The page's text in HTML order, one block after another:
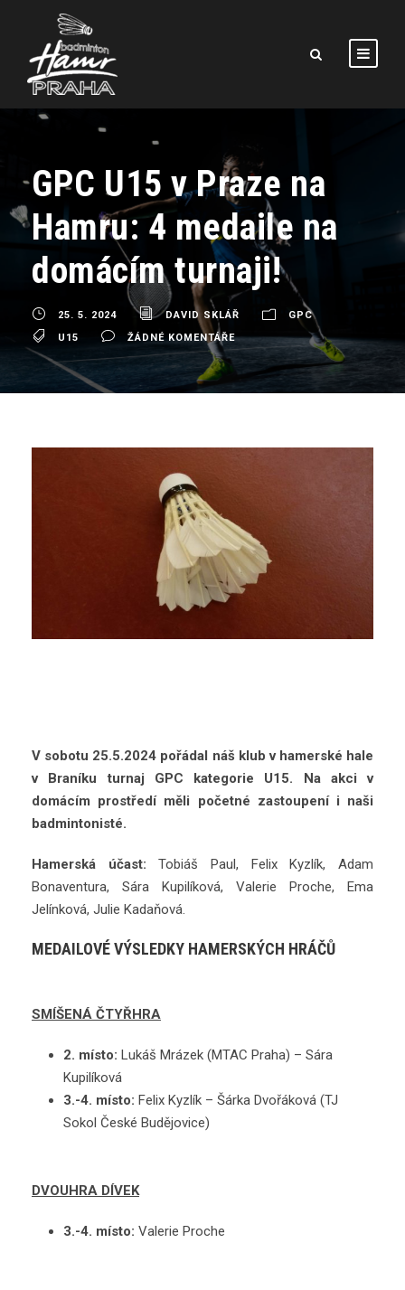
GPC U15 v Praze na
Hamru: 4 medaile na
domácím turnaji!
25. 5. 2024 DAVID SKLÁŘ
GPC
U15
ŽÁDNÉ KOMENTÁŘE
V sobotu 25.5.2024 pořádal náš klub v hamerské hale
v Braníku turnaj GPC kategorie U15. Na akci v
domácím prostředí měli početné zastoupení i naši
badmintonisté.
Hamerská účast: Tobiáš Paul, Felix Kyzlík, Adam
Bonaventura, Sára Kupilíková, Valerie Proche, Ema
Jelínková, Julie Kadaňová.
MEDAILOVÉ VÝSLEDKY HAMERSKÝCH HRÁČŮ
SMÍŠENÁ ČTYŘHRA
2. místo: Lukáš Mrázek (MTAC Praha) – Sára
Kupilíková
3.-4. místo: Felix Kyzlík – Šárka Dvořáková (TJ
Sokol České Budějovice)
DVOUHRA DÍVEK
3.-4. místo: Valerie Proche